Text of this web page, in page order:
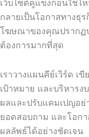
เว็บไซต์คู่แข่งก่อนใช่ไ
กลายเป็นโอกาสทางธุ
โฆษณาของคุณปรากฏบ
ต้องการมากที่สุด
เราวางแผนคีย์เวิร์ด
เป้าหมาย และบริหาร
ผลและปรับแคมเปญอย่
ยอดสอบถาม และโอก
ผลลัพธ์ได้อย่างชัดเจน